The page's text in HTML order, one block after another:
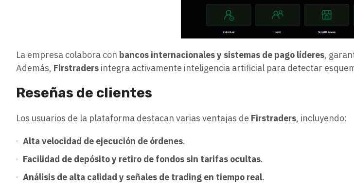
La empresa colabora con bancos internacionales y sistemas de pago líderes,
Además, Firstraders integra activamente inteligencia artificial para detectar
Reseñas de clientes
Los usuarios de la plataforma destacan varias ventajas de Firstraders, incluyendo:
Alta velocidad de ejecución de órdenes.
Facilidad de depósito y retiro de fondos sin tarifas ocultas.
Análisis de alta calidad y señales de trading en tiempo real.